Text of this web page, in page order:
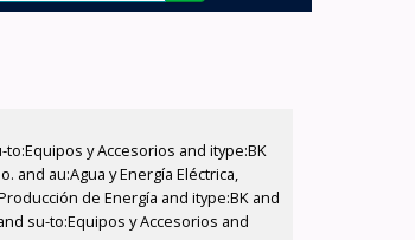
y Accesorios and itype:BK
and au:Agua y Energía Eléctrica,
de Energía and itype:BK and
su-to:Equipos y Accesorios and